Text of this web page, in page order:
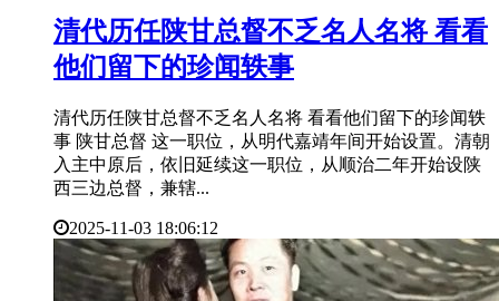
​清代历任陕甘总督不乏名人名将 看看
他们留下的珍闻轶事
清代历任陕甘总督不乏名人名将 看看他们留下的珍闻轶
事 陕甘总督 这一职位，从明代嘉靖年间开始设置。清朝
入主中原后，依旧延续这一职位，从顺治二年开始设陕
西三边总督，兼辖...
2025-11-03 18:06:12